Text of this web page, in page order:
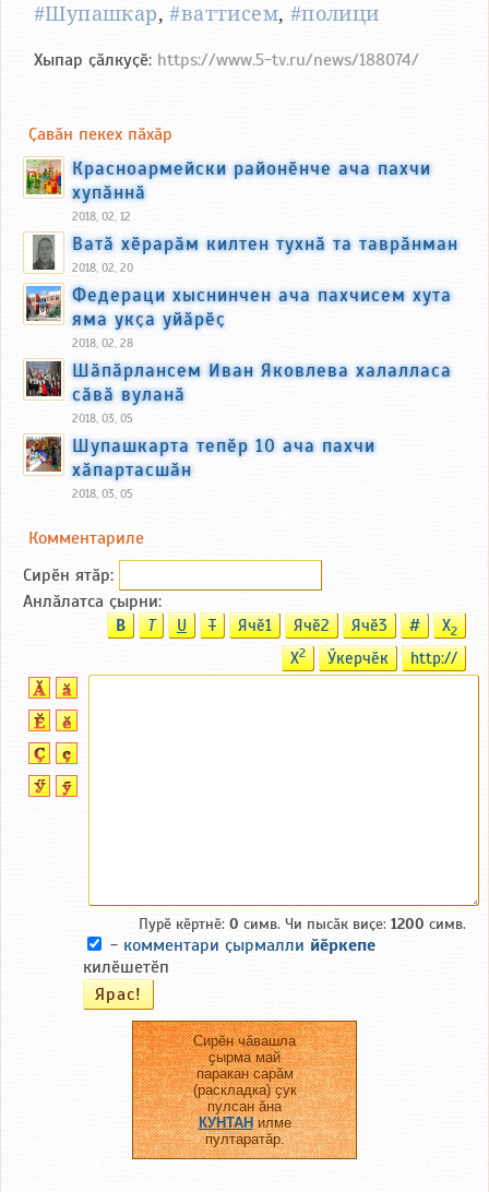
#Шупашкар,#ваттисем, #полици
Хыпар ҫӑлкуҫӗ: https://www.5-tv.ru/news/188074/
Ҫавӑн пекех пӑхӑр
Красноармейски районӗнче ача пахчи
хупӑннӑ
2018, 02, 12
Ватӑ хӗрарӑм килтен тухнӑ та таврӑнман
2018, 02, 20
Федераци хыснинчен ача пахчисем хута
яма укҫа уйӑрӗҫ
2018, 02, 28
Шӑпӑрлансем Иван Яковлева халалласа
сӑвӑ вуланӑ
2018, 03, 05
Шупашкарта тепӗр 10 ача пахчи
хӑпартасшӑн
2018, 03, 05
Комментариле
Сирӗн ятӑp:
Анлӑлатса ҫырни:
B T U T Ячӗ1 Ячӗ2 Ячӗ3 # X2
X2 Ӳкерчӗк http://
Пурӗ кӗртнӗ: 0 симв. Чи пысӑк виҫе: 1200 симв.
- комментари ҫырмалли йӗркепе
килӗшетӗп
Сирӗн чӑвашла
ҫырма май
паракан сарӑм
(раскладка) ҫук
пулсан ӑна
КУНТАНилме
пултаратӑр.